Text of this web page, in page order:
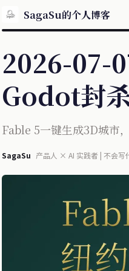
SagaSu的个人博客
2026-07-
Godot封
Fable 5一键生成3D城市
SagaSu 产品人 × AI 实践者 | 不会写